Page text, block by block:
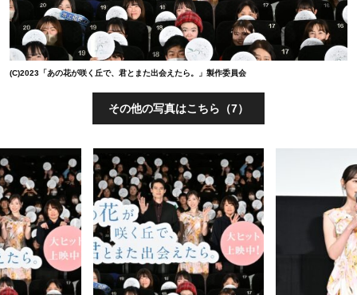
(C)2023「あの花が咲く丘で、君とまた出会えたら。」製作委員会
その他の写真はこちら（7）